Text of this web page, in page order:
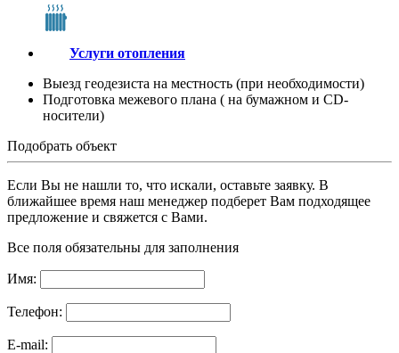
Услуги отопления
Выезд геодезиста на местность (при необходимости)
Подготовка межевого плана ( на бумажном и CD-
носители)
Подобрать объект
Если Вы не нашли то, что искали, оставьте заявку. В
ближайшее время наш менеджер подберет Вам подходящее
предложение и свяжется с Вами.
Все поля обязательны для заполнения
Имя:
Телефон:
E-mail: